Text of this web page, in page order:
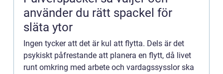
använder du rätt spackel för
släta ytor
Ingen tycker att det är kul att flytta. Dels är det
psykiskt påfrestande att planera en flytt, då livet
runt omkring med arbete och vardagssysslor ska